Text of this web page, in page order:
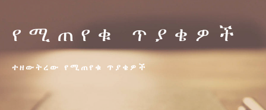
የሚጠየቁ ጥያቄዎች
ተዘውትረው የሚጠየቁ ጥያቄዎች